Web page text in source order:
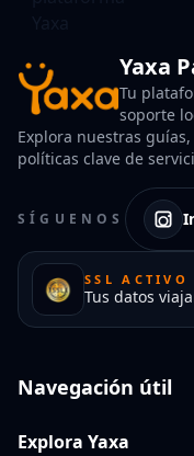
Yaxa
Tu
soporte
Explora nuestras
políticas clave de
SÍGUENOS
SSL ACTIVO
Tus datos
Navegación útil
Explora Yaxa